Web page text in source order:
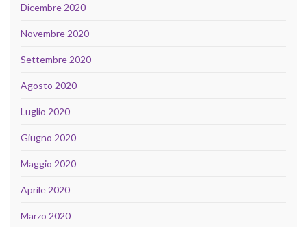
Dicembre 2020
Novembre 2020
Settembre 2020
Agosto 2020
Luglio 2020
Giugno 2020
Maggio 2020
Aprile 2020
Marzo 2020